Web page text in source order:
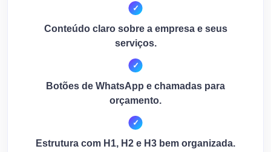
Conteúdo claro sobre a empresa e seus
serviços.
Botões de WhatsApp e chamadas para
orçamento.
Estrutura com H1, H2 e H3 bem organizada.